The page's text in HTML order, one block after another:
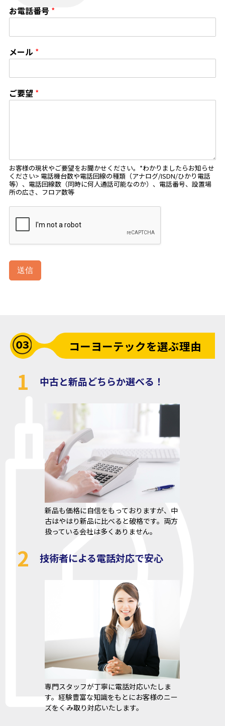
お電話番号 *
メール *
ご要望 *
お客様の現状やご要望をお聞かせください。*わかりましたらお知らせ
ください> 電話機台数や電話回線の種類（アナログ/ISDN/ひかり電話
等）、電話回線数（同時に何人通話可能なのか）、電話番号、設置場
所の広さ、フロア数等
送信
コーヨーテックを選ぶ理由
1 中古と新品どちらか選べる！
新品も価格に自信をもっておりますが、中
古はやはり新品に比べると破格です。両方
扱っている会社は多くありません。
2 技術者による電話対応で安心
専門スタッフが丁寧に電話対応いたしま
す。経験豊富な知識をもとにお客様のニー
ズをくみ取り対応いたします。